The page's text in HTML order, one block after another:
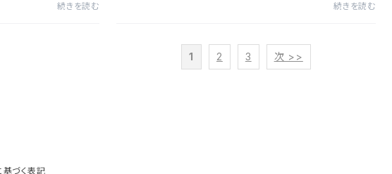
続きを読む 続きを読む
1 2 3 次 >>
づく表記